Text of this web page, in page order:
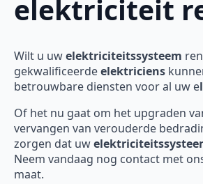
elektriciteit
Wilt u uwelektriciteitssysteem
gekwalificeerdeelektriciens
betrouwbare diensten voor al uw e
Of het nu gaat om het upgraden
vervangen van verouderde
zorgen dat uw
Neem vandaag nog contact met
maat.